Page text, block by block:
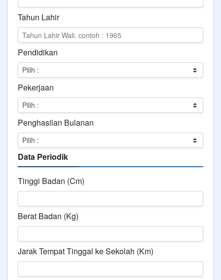
Tahun Lahir
Pendidikan
Pekerjaan
Penghasilan Bulanan
Data Periodik
Tinggi Badan (Cm)
Berat Badan (Kg)
Jarak Tempat Tinggal ke Sekolah (Km)